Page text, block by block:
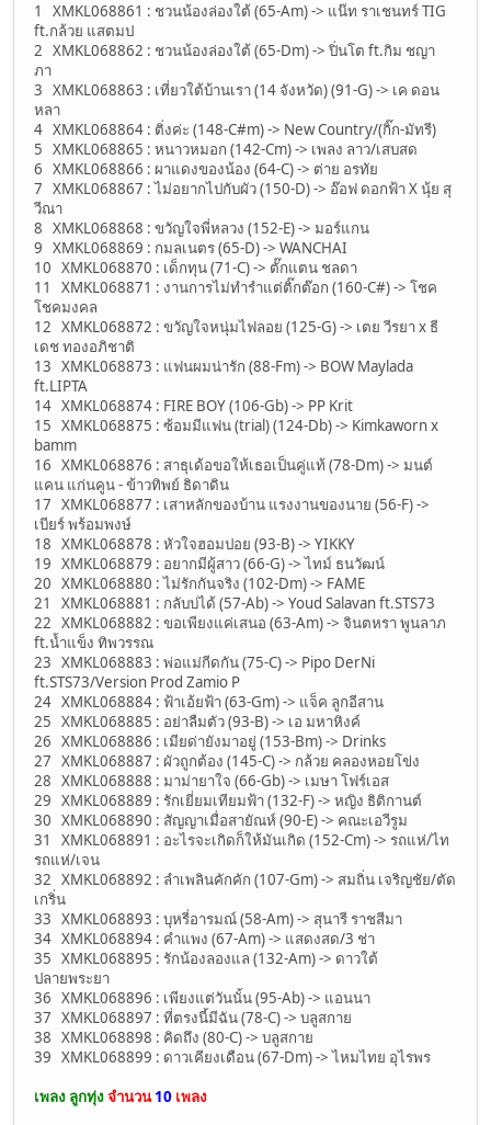
1 XMKL068861 : ชวนน้องล่องใต้ (65-Am) -> แน๊ท ราเชนทร์ TIG
ft.กล้วย แสตมป
2 XMKL068862 : ชวนน้องล่องใต้ (65-Dm) -> ปิ่นโต ft.กิม ชญา
ภา
3 XMKL068863 : เที่ยวใต้บ้านเรา (14 จังหวัด) (91-G) -> เค ดอน
หลา
4 XMKL068864 : ติ่งค่ะ (148-C#m) -> New Country/(กิ๊ก-มัทรี)
5 XMKL068865 : หนาวหมอก (142-Cm) -> เพลง ลาว/เสบสด
6 XMKL068866 : ผาแดงของน้อง (64-C) -> ต่าย อรทัย
7 XMKL068867 : ไม่อยากไปกับผัว (150-D) -> อ๊อฟ ดอกฟ้า X นุ้ย สุ
วีณา
8 XMKL068868 : ขวัญใจพี่หลวง (152-E) -> มอร์แกน
9 XMKL068869 : กมลเนตร (65-D) -> WANCHAI
10 XMKL068870 : เด็กทุน (71-C) -> ตั๊กแตน ชลดา
11 XMKL068871 : งานการไม่ทำรำแต่ติ๊กต๊อก (160-C#) -> โชค
โชคมงคล
12 XMKL068872 : ขวัญใจหนุ่มไฟลอย (125-G) -> เตย วีรยา x ธี
เดช ทองอภิชาติ
13 XMKL068873 : แฟนผมน่ารัก (88-Fm) -> BOW Maylada
ft.LIPTA
14 XMKL068874 : FIRE BOY (106-Gb) -> PP Krit
15 XMKL068875 : ซ้อมมีแฟน (trial) (124-Db) -> Kimkaworn x
bamm
16 XMKL068876 : สาธุเด้อขอให้เธอเป็นคู่แท้ (78-Dm) -> มนต์
แคน แก่นคูน - ข้าวทิพย์ ธิดาดิน
17 XMKL068877 : เสาหลักของบ้าน แรงงานของนาย (56-F) ->
เบียร์ พร้อมพงษ์
18 XMKL068878 : หัวใจฮอมปอย (93-B) -> YIKKY
19 XMKL068879 : อยากมีผู้สาว (66-G) -> ไทม์ ธนวัฒน์
20 XMKL068880 : ไม่รักกันจริง (102-Dm) -> FAME
21 XMKL068881 : กลับบ่ได้ (57-Ab) -> Youd Salavan ft.STS73
22 XMKL068882 : ขอเพียงแค่เสนอ (63-Am) -> จินตหรา พูนลาภ
ft.น้ำแข็ง ทิพวรรณ
23 XMKL068883 : พ่อแม่กีดกัน (75-C) -> Pipo DerNi
ft.STS73/Version Prod Zamio P
24 XMKL068884 : ฟ้าเอ้ยฟ้า (63-Gm) -> แจ็ค ลูกอีสาน
25 XMKL068885 : อย่าลืมตัว (93-B) -> เอ มหาหิงค์
26 XMKL068886 : เมียด่ายังมาอยู่ (153-Bm) -> Drinks
27 XMKL068887 : ผัวถูกต้อง (145-C) -> กล้วย คลองหอยโข่ง
28 XMKL068888 : มาม่ายาใจ (66-Gb) -> เมษา โฟร์เอส
29 XMKL068889 : รักเยี่ยมเทียมฟ้า (132-F) -> หญิง ธิติกานต์
30 XMKL068890 : สัญญาเมื่อสายัณห์ (90-E) -> คณะเอวีรูม
31 XMKL068891 : อะไรจะเกิดก็ให้มันเกิด (152-Cm) -> รถแห่/ไท
รถแห่/เจน
32 XMKL068892 : ลำเพลินคักคัก (107-Gm) -> สมถิ่น เจริญชัย/ตัด
เกริ่น
33 XMKL068893 : บุหรี่อารมณ์ (58-Am) -> สุนารี ราชสีมา
34 XMKL068894 : คำแพง (67-Am) -> แสดงสด/3 ช่า
35 XMKL068895 : รักน้องลองแล (132-Am) -> ดาวใต้
ปลายพระยา
36 XMKL068896 : เพียงแต่วันนั้น (95-Ab) -> แอนนา
37 XMKL068897 : ที่ตรงนี้มีฉัน (78-C) -> บลูสกาย
38 XMKL068898 : คิดถึง (80-C) -> บลูสกาย
39 XMKL068899 : ดาวเคียงเดือน (67-Dm) -> ไหมไทย อุไรพร
เพลง ลูกทุ่ง จำนวน10 เพลง